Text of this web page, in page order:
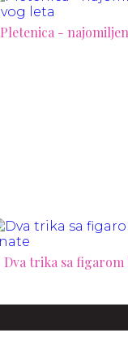
Pletenica -
Dva trika sa